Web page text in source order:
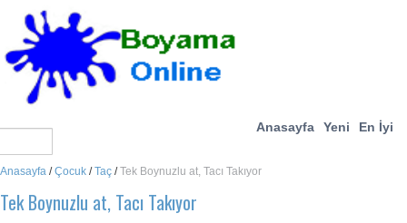
Anasayfa Yeni En İyi
Anasayfa /Çocuk /Taç /Tek Boynuzlu at, Tacı Takıyor
Tek Boynuzlu at, Tacı Takıyor